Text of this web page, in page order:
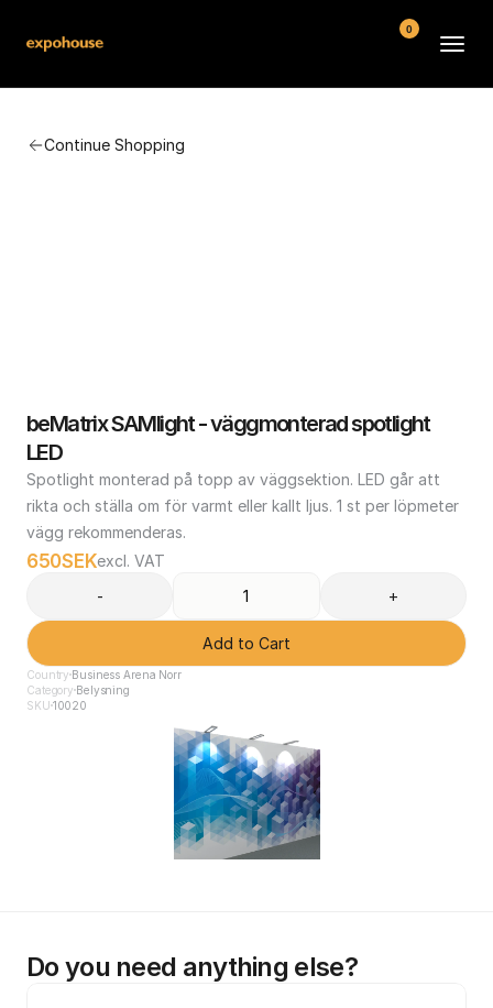
Continue Shopping
beMatrix SAMlight - väggmonterad spotlight
LED
Spotlight monterad på topp av väggsektion. LED går att
rikta och ställa om för varmt eller kallt ljus. 1 st per löpmeter
vägg rekommenderas.
650SEKexcl. VAT
-
+
Add to Cart
Country Business Arena Norr
Category Belysning
SKU 10020
Do you need anything else?
0